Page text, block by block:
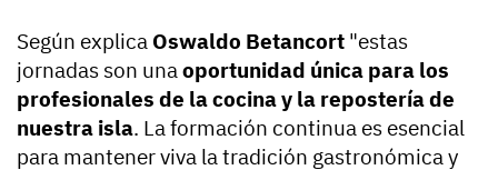
Según explica Oswaldo Betancort "estas
jornadas son unaoportunidad única para los
profesionales de la cocina y la repostería de
nuestra isla. La formación continua es esencial
para mantener viva la tradición gastronómica y